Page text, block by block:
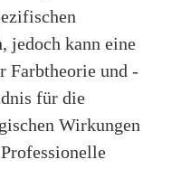
jedoch kann eine
Farbtheorie und -
für die
Wirkungen